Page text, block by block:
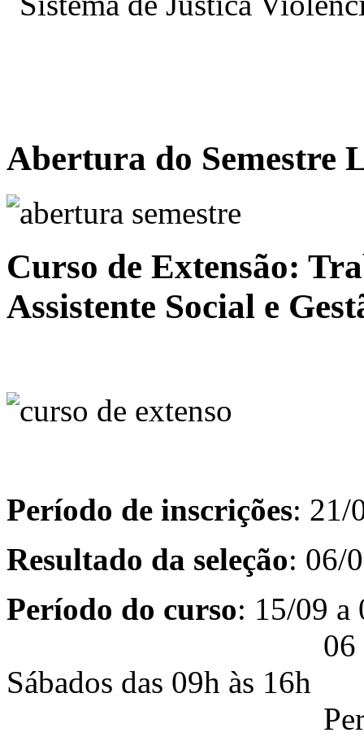
Abertura do Semestre
Curso de Extensão:
Assistente Social e
Período de inscrições: 21/
Resultado da seleção: 06/
Período do curso: 15/09 a
06 encontros
Sábados das 09h às 16h